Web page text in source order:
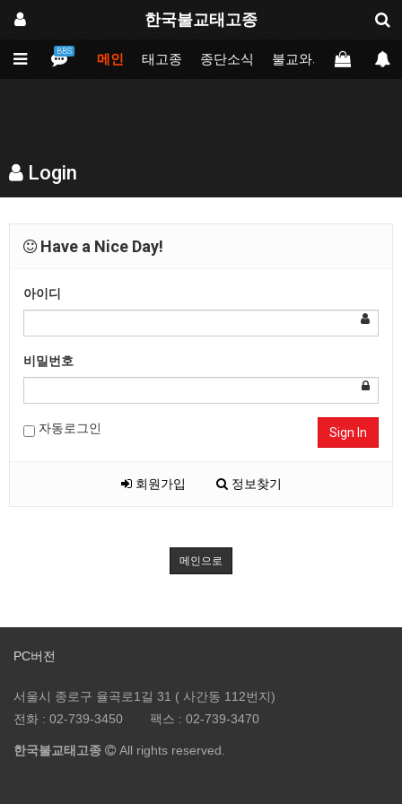
한국불교태고종
BBS
메인 태고종 종단소식 불교와의만남 업
Login
Have a Nice Day!
아이디
비밀번호
자동로그인 Sign In
회원가입 정보찾기
메인으로
PC버전
서울시 종로구 율곡로1길 31 ( 사간동 112번지)
전화 : 02-739-3450 팩스 : 02-739-3470
한국불교태고종 All rights reserved.